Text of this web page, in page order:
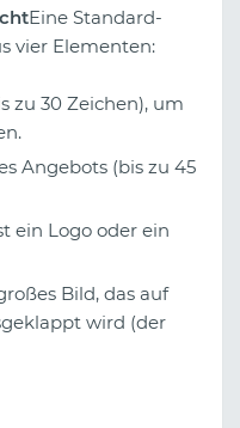
Eine Standard-
vier Elementen:
zu 30 Zeichen), um
Angebots (bis zu 45
ein Logo oder ein
Bild, das auf
wird (der